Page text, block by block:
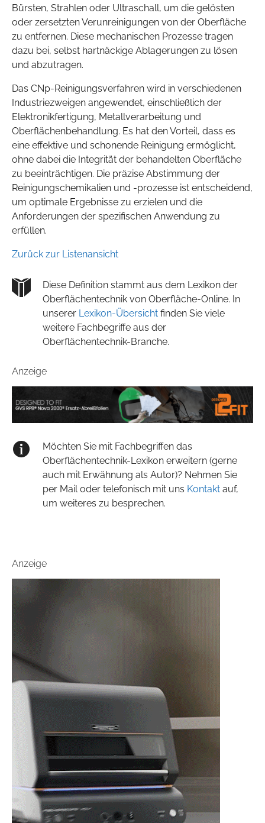
Bürsten, Strahlen oder Ultraschall, um die gelösten
oder zersetzten Verunreinigungen von der Oberfläche
zu entfernen. Diese mechanischen Prozesse tragen
dazu bei, selbst hartnäckige Ablagerungen zu lösen
und abzutragen.
Das CNp-Reinigungsverfahren wird in verschiedenen
Industriezweigen angewendet, einschließlich der
Elektronikfertigung, Metallverarbeitung und
Oberflächenbehandlung. Es hat den Vorteil, dass es
eine effektive und schonende Reinigung ermöglicht,
ohne dabei die Integrität der behandelten Oberfläche
zu beeinträchtigen. Die präzise Abstimmung der
Reinigungschemikalien und -prozesse ist entscheidend,
um optimale Ergebnisse zu erzielen und die
Anforderungen der spezifischen Anwendung zu
erfüllen.
Zurück zur Listenansicht
Diese Definition stammt aus dem Lexikon der
Oberflächentechnik von Oberfläche-Online. In
unserer Lexikon-Übersicht finden Sie viele
weitere Fachbegriffe aus der
Oberflächentechnik-Branche.
Anzeige
Möchten Sie mit Fachbegriffen das
Oberflächentechnik-Lexikon erweitern (gerne
auch mit Erwähnung als Autor)? Nehmen Sie
per Mail oder telefonisch mit uns Kontakt auf,
um weiteres zu besprechen.
Anzeige